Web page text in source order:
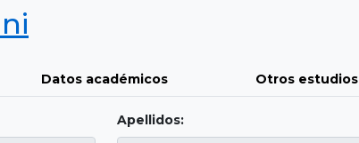
Datos académicos Otros estudios
Apellidos: